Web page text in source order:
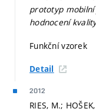
prototyp
hodnocení
Funkční vzorek
Detail
2012
RIES, M.;